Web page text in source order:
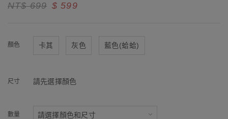
NT$ 699 $ 599
顏色 卡其 灰色 藍色(蛤蛤)
尺寸 請先選擇顏色
數量